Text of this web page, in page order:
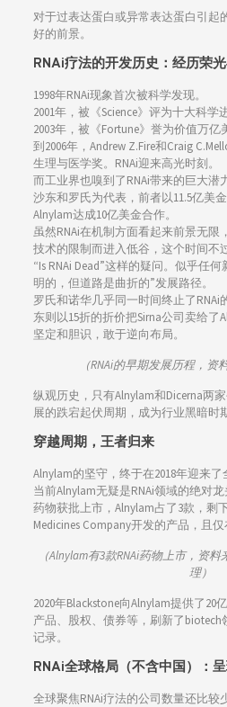
对于过表达蛋白或异常表达蛋白引起
好的前景。
RNAi疗法的开发历史：经历荣
1998年RNAi现象首次被科学发现。
2001年，被《Science》评为十大科学
2003年，被《Fortune》誉为价值万亿
到2006年，Andrew Z.Fire和Craig
生理与医学奖。RNAi迎来高光时刻。
而工业界也嗅到了RNAi带来的巨大潜
沙东和罗氏为代表，前者以11.5亿美
Alnylam达成10亿美金合作。
虽然RNAi在机制方面看起来前景无限
技术的限制而进入低谷，这个时间不
“Is RNAi Dead”这样的疑问。似乎任
明的，但道路是曲折的”发展路径。
罗氏和诺华几乎同一时间终止了
东则以15折的折价把Sirna公司卖给了
坚定和胆识，敢于逆向布局。
（RNAi的早期发展历程，资
纵观历史，只有Alnylam和Dicerna两
展的跌宕起伏周期，成为行业黑暗时
穿越周期，王者归来
Alnylam的坚守，终于在2018年迎来了
当前Alnylam无疑是RNAi领域的绝对
药物获批上市，Alnylam占了3款，剩
Medicines Company开发的产品，且仅
（Alnylam有3款RNAi药物上市，资
理）
2020年Blackstone向Alnylam提供了
产品、股权、债券等，刷新了
记录。
RNAi全球格局（不含中国）：
全球聚焦RNAi疗法的公司数量还比较